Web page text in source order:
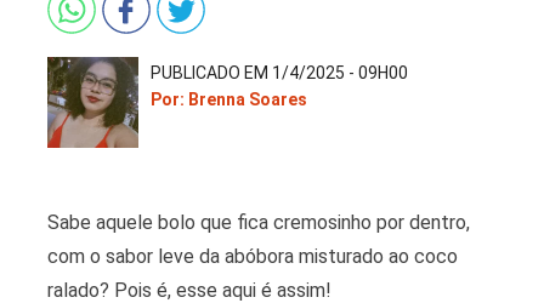
PUBLICADO EM 1/4/2025 - 09H00
Por: Brenna Soares
Sabe aquele bolo que fica cremosinho por dentro,
com o sabor leve da abóbora misturado ao coco
ralado? Pois é, esse aqui é assim!